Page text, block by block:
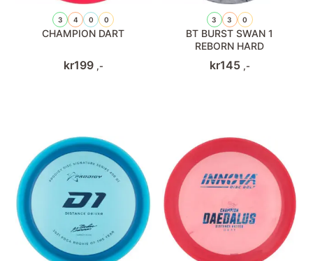
3 4 0 0
CHAMPION DART
kr199 ,-
3 3 0
BT BURST SWAN 1
REBORN HARD
kr145 ,-